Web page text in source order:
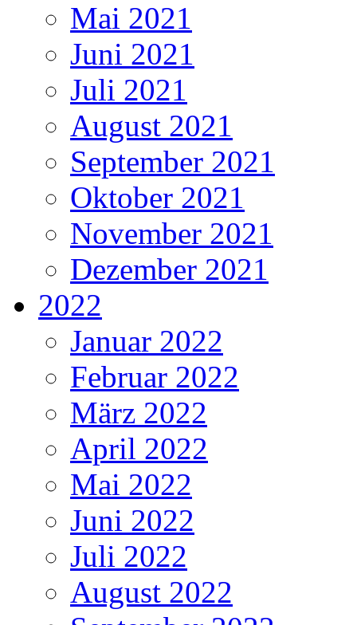
Mai 2021
Juni 2021
Juli 2021
August 2021
September 2021
Oktober 2021
November 2021
Dezember 2021
2022
Januar 2022
Februar 2022
März 2022
April 2022
Mai 2022
Juni 2022
Juli 2022
August 2022